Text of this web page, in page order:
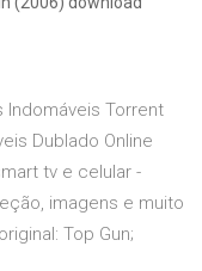
Indomáveis Torrent
Dublado Online
tv e celular -
imagens e muito
Top Gun;